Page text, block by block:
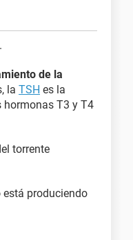
de la
la TSH es la
hormonas T3 y T4
torrente
produciendo